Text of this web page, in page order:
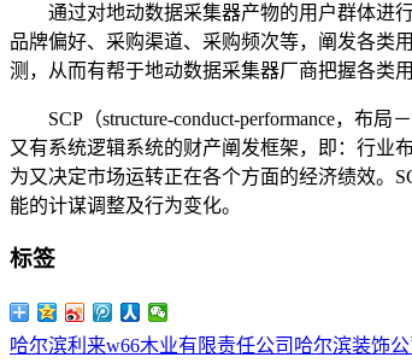
通过对地动数据采集器产物的用户群体进行
品牌偏好、采购渠道、采购频次等，阐发各类
测，从而有帮于地动数据采集器厂商把握各类
SCP（structure-conduct-performance，布局
又有系统逻辑系统的财产阐发框架，即：行业
为又决定市场运转正在各个方面的经济绩效。
能的计谋调整及行为变化。
标签
哈尔滨利来w66木业有限责任公司 哈尔滨装饰公